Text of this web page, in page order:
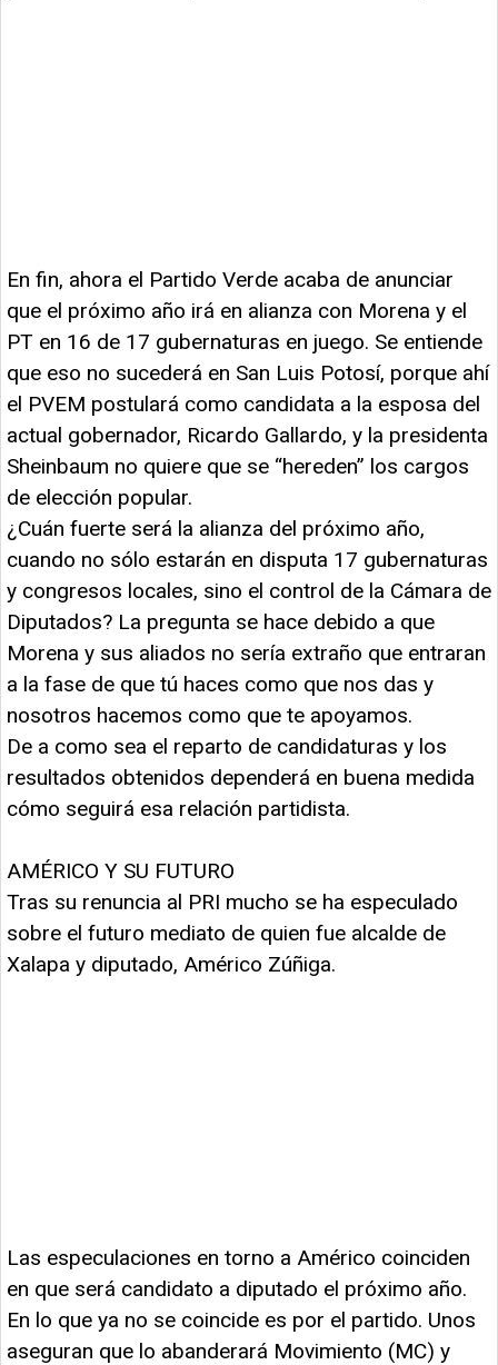
En fin, ahora el Partido Verde acaba de anunciar
que el próximo año irá en alianza con Morena y el
PT en 16 de 17 gubernaturas en juego. Se entiende
que eso no sucederá en San Luis Potosí, porque ahí
el PVEM postulará como candidata a la esposa del
actual gobernador, Ricardo Gallardo, y la presidenta
Sheinbaum no quiere que se “hereden” los cargos
de elección popular.
¿Cuán fuerte será la alianza del próximo año,
cuando no sólo estarán en disputa 17 gubernaturas
y congresos locales, sino el control de la Cámara de
Diputados? La pregunta se hace debido a que
Morena y sus aliados no sería extraño que entraran
a la fase de que tú haces como que nos das y
nosotros hacemos como que te apoyamos.
De a como sea el reparto de candidaturas y los
resultados obtenidos dependerá en buena medida
cómo seguirá esa relación partidista.
AMÉRICO Y SU FUTURO
Tras su renuncia al PRI mucho se ha especulado
sobre el futuro mediato de quien fue alcalde de
Xalapa y diputado, Américo Zúñiga.
Las especulaciones en torno a Américo coinciden
en que será candidato a diputado el próximo año.
En lo que ya no se coincide es por el partido. Unos
aseguran que lo abanderará Movimiento (MC) y